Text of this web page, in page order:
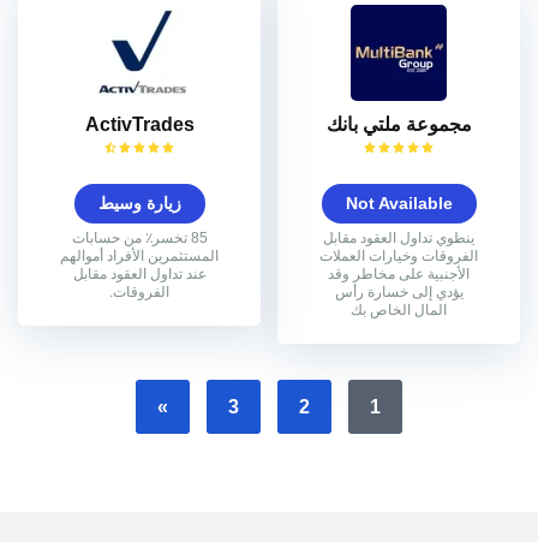
مجموعة ملتي بانك
Not Available
ينطوي تداول العقود مقابل
الفروقات وخيارات العملات
الأجنبية على مخاطر وقد
يؤدي إلى خسارة رأس
المال الخاص بك
ActivTrades
زيارة وسيط
85 تخسر٪ من حسابات
المستثمرين الأفراد أموالهم
عند تداول العقود مقابل
الفروقات.
1
2
3
»